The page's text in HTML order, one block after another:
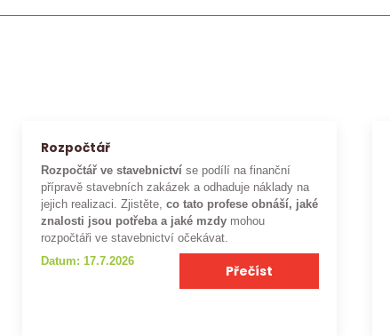
Rozpočtář
Rozpočtář ve stavebnictví se podílí na finanční
přípravě stavebních zakázek a odhaduje náklady na
jejich realizaci. Zjistěte,co tato profese obnáší, jaké
znalosti jsou potřeba a jaké mzdy mohou
rozpočtáři ve stavebnictví očekávat.
Datum: 17.7.2026
Přečíst